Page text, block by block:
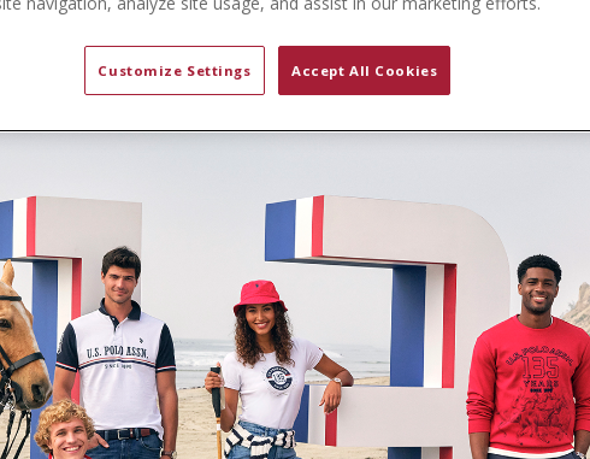
Customize Settings Accept All Cookies